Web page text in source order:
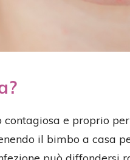
contagiosa e proprio
il bimbo a casa